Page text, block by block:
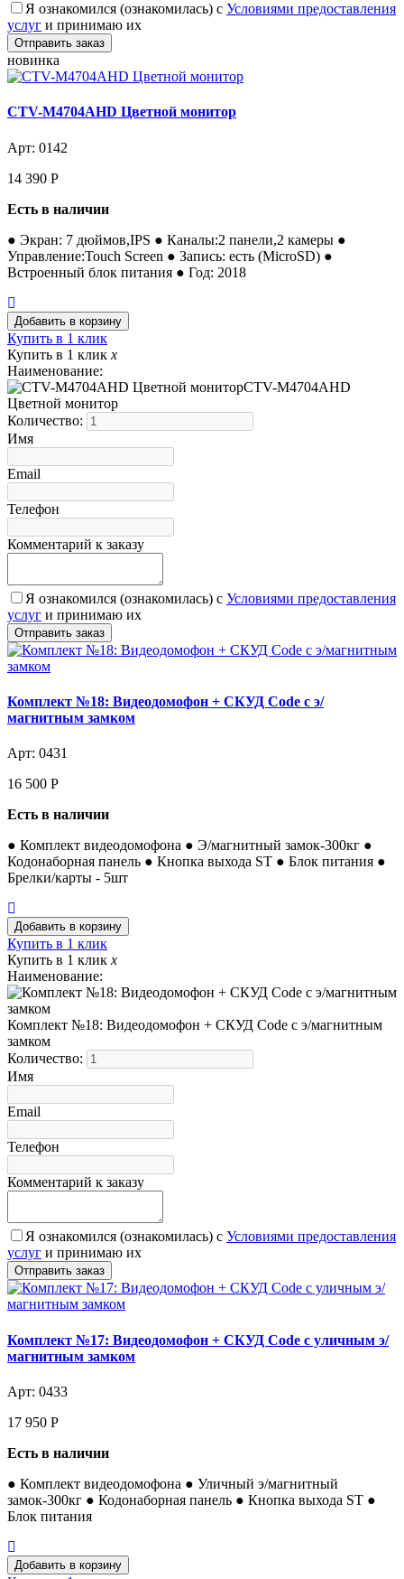
Я ознакомился (ознакомилась) с Условиями предоставления
услуг и принимаю их
новинка
CTV-M4704AHD Цветной монитор
Арт: 0142
14 390 Р
Есть в наличии
● Экран: 7 дюймов,IPS ● Каналы:2 панели,2 камеры ●
Управление:Touch Screen ● Запись: есть (MicroSD) ●
Встроенный блок питания ● Год: 2018
Купить в 1 клик
Купить в 1 клик x
Наименование:
CTV-M4704AHD
Цветной монитор
Количество:
Имя
Email
Телефон
Комментарий к заказу
Я ознакомился (ознакомилась) с Условиями предоставления
услуг и принимаю их
Комплект №18: Видеодомофон + СКУД Code с э/
магнитным замком
Арт: 0431
16 500 Р
Есть в наличии
● Комплект видеодомофона ● Э/магнитный замок-300кг ●
Кодонаборная панель ● Кнопка выхода ST ● Блок питания ●
Брелки/карты - 5шт
Купить в 1 клик
Купить в 1 клик x
Наименование:
Комплект №18: Видеодомофон + СКУД Code с э/магнитным
замком
Количество:
Имя
Email
Телефон
Комментарий к заказу
Я ознакомился (ознакомилась) с Условиями предоставления
услуг и принимаю их
Комплект №17: Видеодомофон + СКУД Code с уличным э/
магнитным замком
Арт: 0433
17 950 Р
Есть в наличии
● Комплект видеодомофона ● Уличный э/магнитный
замок-300кг ● Кодонаборная панель ● Кнопка выхода ST ●
Блок питания